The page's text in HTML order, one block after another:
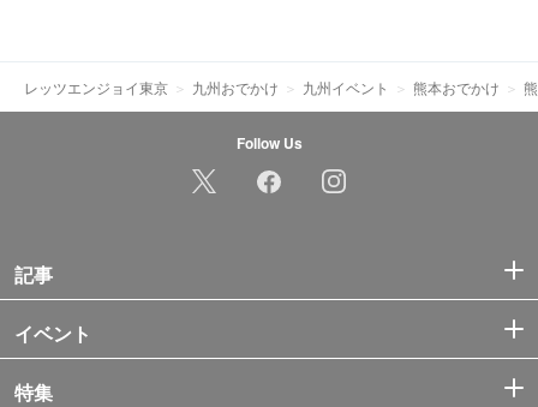
レッツエンジョイ東京 九州おでかけ 九州イベント 熊本おでかけ
Follow Us
記事
イベント
特集